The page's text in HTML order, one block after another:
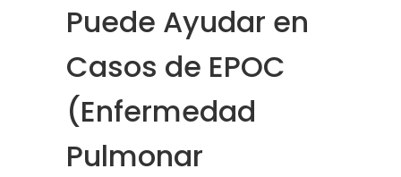
Puede Ayudar en
Casos de EPOC
(Enfermedad
Pulmonar